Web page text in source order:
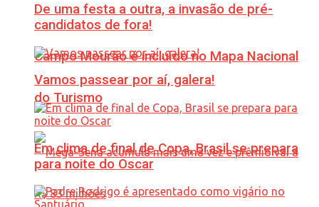
Campo Mourão é incluído no Mapa Nacional
do Turismo
De uma festa a outra, a invasão de pré-
candidatos de fora!
Vamos passear por aí, galera!
Em clima de final de Copa, Brasil se prepara
para noite do Oscar